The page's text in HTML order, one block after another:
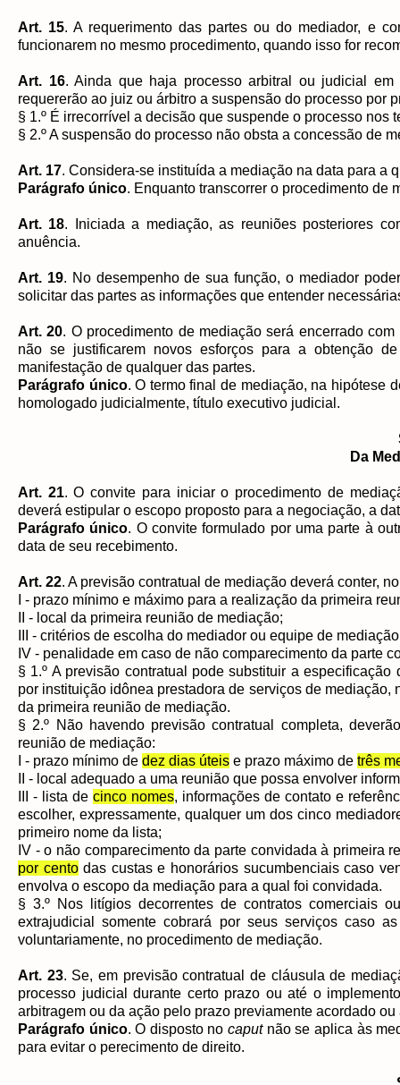
Art. 15. A requerimento das partes ou do mediador, e
funcionarem no mesmo procedimento, quando isso for
Art. 16. Ainda que haja processo arbitral ou judicial
requererão ao juiz ou árbitro a suspensão do processo por
§ 1.º É irrecorrível a decisão que suspende o processo nos
§ 2.º A suspensão do processo não obsta a concessão de
Art. 17. Considera-se instituída a mediação na data para a
Parágrafo único. Enquanto transcorrer o procedimento de
Art. 18. Iniciada a mediação, as reuniões posteriores
anuência.
Art. 19. No desempenho de sua função, o mediador
solicitar das partes as informações que entender
Art. 20. O procedimento de mediação será encerrado
não se justificarem novos esforços para a obtenção
manifestação de qualquer das partes.
Parágrafo único. O termo final de mediação, na hipótese
homologado judicialmente, título executivo judicial.
Da
Art. 21. O convite para iniciar o procedimento de
deverá estipular o escopo proposto para a negociação, a
Parágrafo único. O convite formulado por uma parte à
data de seu recebimento.
Art. 22. A previsão contratual de mediação deverá conter,
I - prazo mínimo e máximo para a realização da primeira
II - local da primeira reunião de mediação;
III - critérios de escolha do mediador ou equipe de
IV - penalidade em caso de não comparecimento da parte
§ 1.º A previsão contratual pode substituir a
por instituição idônea prestadora de serviços de
da primeira reunião de mediação.
§ 2.º Não havendo previsão contratual completa,
reunião de mediação:
I - prazo mínimo de dez dias úteis e prazo máximo de três
II - local adequado a uma reunião que possa envolver
III - lista de cinco nomes, informações de contato e
escolher, expressamente, qualquer um dos cinco
primeiro nome da lista;
IV - o não comparecimento da parte convidada à primeira
por centodas custas e honorários sucumbenciais caso
envolva o escopo da mediação para a qual foi convidada.
§ 3.º Nos litígios decorrentes de contratos comerciais
extrajudicial somente cobrará por seus serviços caso
voluntariamente, no procedimento de mediação.
Art. 23. Se, em previsão contratual de cláusula de
processo judicial durante certo prazo ou até o
arbitragem ou da ação pelo prazo previamente acordado
Parágrafo único. O disposto nocaput não se aplica às
para evitar o perecimento de direito.